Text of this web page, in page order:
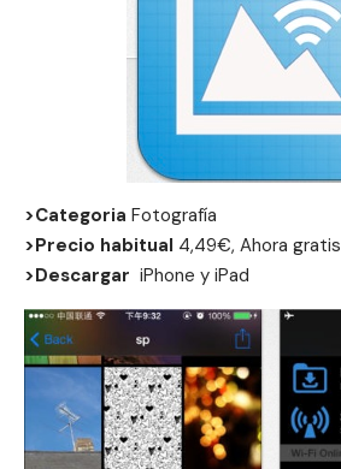
>Categoria Fotografía
>Precio habitual 4,49€, Ahora gratis
>Descargar iPhone y iPad